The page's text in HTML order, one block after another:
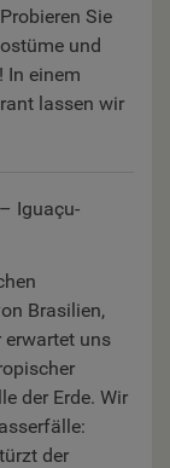
Sie
und
In einem
lassen wir
Iguaçu-
Brasilien,
erwartet uns
der Erde. Wir
der